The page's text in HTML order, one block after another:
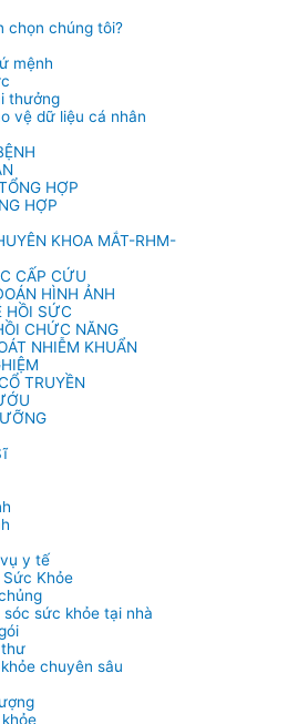
chọn chúng tôi?
mệnh
thưởng
vệ dữ liệu cá nhân
HỢP
HỢP
KHOA MẮT-RHM-
CẤP CỨU
HÌNH ẢNH
HỒI SỨC
CHỨC NĂNG
NHIỄM KHUẨN
TRUYỀN
y tế
Khỏe
sóc sức khỏe tại nhà
chuyên sâu